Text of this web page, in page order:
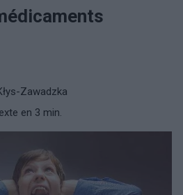
Zawadzka
en 3 min.